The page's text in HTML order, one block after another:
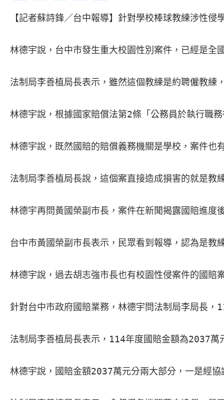
享
【記者蘇詩鋒／台中報導】針對學校棒球教練涉性
林德宇說，台中市發生重大校園性別案件，已經是
法制局李善植局長表示，雖然這個教練是約聘僱教
林德宇說，根據國家賠償法第2條「公務員於執行職
林德宇說，既然國賠的賠償義務機關是學校，案件
法制局李善植局長說，這個案直接造成損害的就是
林德宇再問黃國榮副市長，案件在新聞揭露國賠進度
台中市黃國榮副市長表示，民眾看到報導，認為是
林德宇說，過去胡志強市長也有校園性侵案件的國賠
針對台中市政府國賠業務，林德宇問法制局李局長
法制局李善植局長表示，114年度國賠金額為2037萬
林德宇說，國賠金額2037萬元分兩大部分，一是經